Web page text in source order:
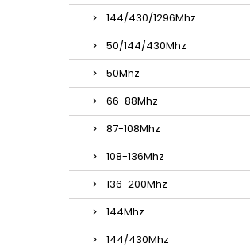
144/430/1296Mhz
50/144/430Mhz
50Mhz
66-88Mhz
87-108Mhz
108-136Mhz
136-200Mhz
144Mhz
144/430Mhz